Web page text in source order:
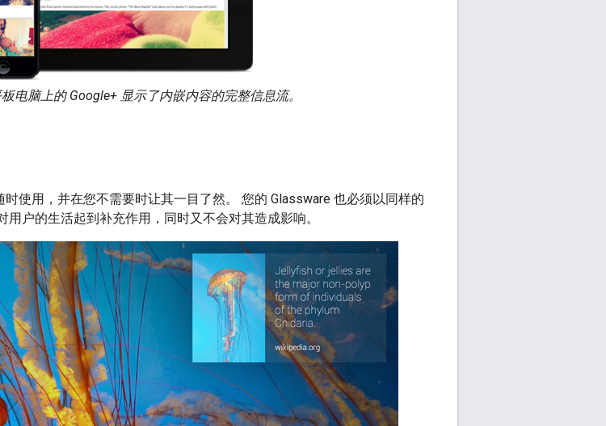
电脑上的 Google+ 显示了内嵌内容的完整信息流。
使用，并在您不需要时让其一目了然。 您的 Glassware 也必须以同样的
户的生活起到补充作用，同时又不会对其造成影响。